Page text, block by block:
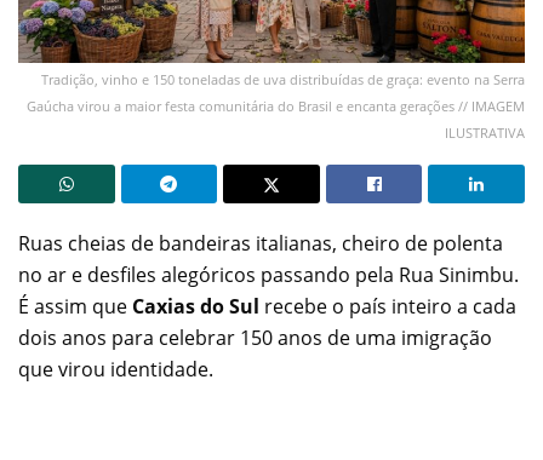
Tradição, vinho e 150 toneladas de uva distribuídas de graça: evento na Serra
Gaúcha virou a maior festa comunitária do Brasil e encanta gerações // IMAGEM
ILUSTRATIVA
Ruas cheias de bandeiras italianas, cheiro de polenta
no ar e desfiles alegóricos passando pela Rua Sinimbu.
É assim que Caxias do Sul recebe o país inteiro a cada
dois anos para celebrar 150 anos de uma imigração
que virou identidade.